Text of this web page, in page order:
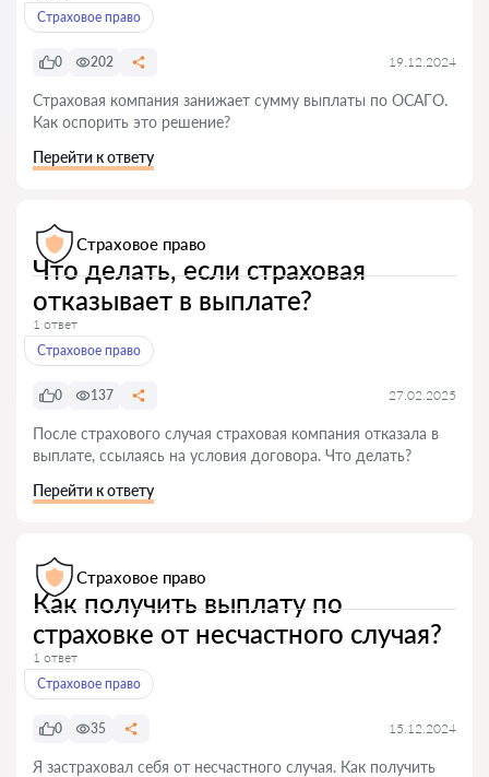
Страховое право
0 202 19.12.2024
Страховая компания занижает сумму выплаты по ОСАГО.
Как оспорить это решение?
Перейти к ответу
Страховое право
Что делать, если страховая
отказывает в выплате?
1 ответ
Страховое право
0 137 27.02.2025
После страхового случая страховая компания отказала в
выплате, ссылаясь на условия договора. Что делать?
Перейти к ответу
Страховое право
Как получить выплату по
страховке от несчастного случая?
1 ответ
Страховое право
0 35 15.12.2024
Я застраховал себя от несчастного случая. Как получить